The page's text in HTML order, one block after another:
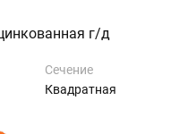
г/д
Сечение
Квадратная